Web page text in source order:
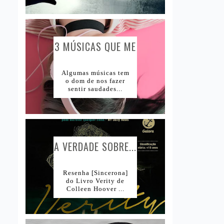
3 MÚSICAS QUE ME
Algumas músicas tem
o dom de nos fazer
sentir saudades...
A VERDADE SOBRE...
Resenha [Sincerona]
do Livro Verity de
Colleen Hoover ...